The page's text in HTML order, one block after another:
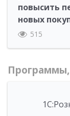
повысить
новых
515